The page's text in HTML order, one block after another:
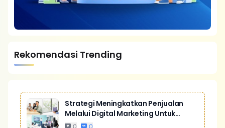
Rekomendasi Trending
Strategi Meningkatkan Penjualan
Melalui Digital Marketing Untuk
Bisnis Yang Lebih Kompetitif
0 0